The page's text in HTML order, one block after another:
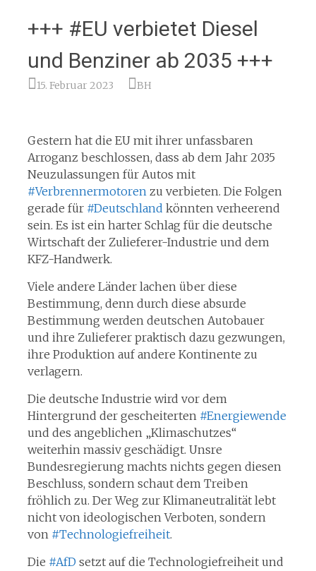
+++ #EU verbietet Diesel
und Benziner ab 2035 +++
15. Februar 2023 BH
Gestern hat die EU mit ihrer unfassbaren
Arroganz beschlossen, dass ab dem Jahr 2035
Neuzulassungen für Autos mit
#Verbrennermotorenzu verbieten. Die Folgen
gerade für #Deutschland könnten verheerend
sein. Es ist ein harter Schlag für die deutsche
Wirtschaft der Zulieferer-Industrie und dem
KFZ-Handwerk.
Viele andere Länder lachen über diese
Bestimmung, denn durch diese absurde
Bestimmung werden deutschen Autobauer
und ihre Zulieferer praktisch dazu gezwungen,
ihre Produktion auf andere Kontinente zu
verlagern.
Die deutsche Industrie wird vor dem
Hintergrund der gescheiterten #Energiewende
und des angeblichen „Klimaschutzes“
weiterhin massiv geschädigt. Unsre
Bundesregierung machts nichts gegen diesen
Beschluss, sondern schaut dem Treiben
fröhlich zu. Der Weg zur Klimaneutralität lebt
nicht von ideologischen Verboten, sondern
von #Technologiefreiheit.
Die #AfD setzt auf die Technologiefreiheit und